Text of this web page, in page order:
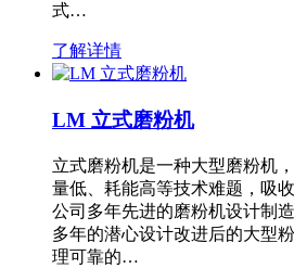
式…
了解详情
LM 立式磨粉机
立式磨粉机是一种大型磨粉机
量低、耗能高等技术难题，吸
公司多年先进的磨粉机设计制
多年的潜心设计改进后的大型
理可靠的…